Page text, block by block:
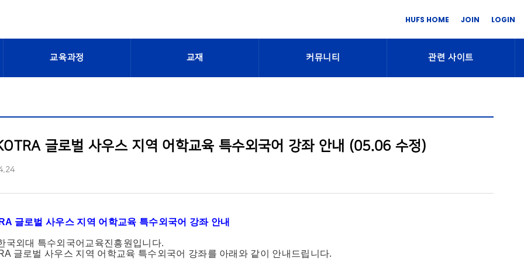
HUFS HOME JOIN LOGIN
교육과정 교재 커뮤니티 관련 사이트
글로벌 사우스 지역 어학교육 특수외국어 강좌 안내 (05.06 수정)
글로벌 사우스 지역 어학교육 특수외국어 강좌 안내
국외대 특수외국어교육진흥원입니다.
글로벌 사우스 지역 어학교육 특수외국어 강좌를 아래와 같이 안내드립니다.